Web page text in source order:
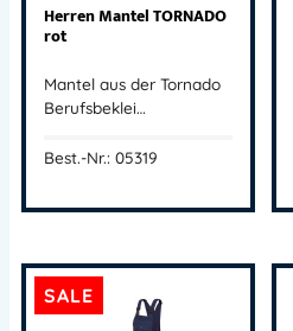
Herren Mantel TORNADO
rot
Mantel aus der Tornado
Berufsbeklei…
Best.-Nr.: 05319
SALE